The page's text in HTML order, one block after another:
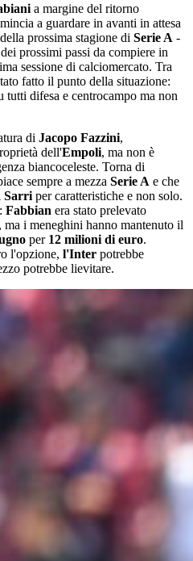
a margine del ritorno
a guardare in avanti in attesa
prossima stagione di Serie A -
prossimi passi da compiere in
sessione di calciomercato. Tra
fatto il punto della situazione:
difesa e centrocampo ma non
di Jacopo Fazzini,
dell'Empoli, ma non è
biancoceleste. Torna di
sempre a mezza Serie A e che
Sarri per caratteristiche e non solo.
Fabbian era stato prelevato
, ma i meneghini hanno mantenuto il
per 12 milioni di euro.
l'opzione, l'Inter potrebbe
potrebbe lievitare.